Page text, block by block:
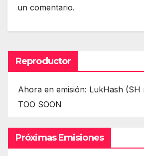
un comentario.
Reproductor
Ahora en emisión: LukHash (SH
TOO SOON
Próximas Emisiones